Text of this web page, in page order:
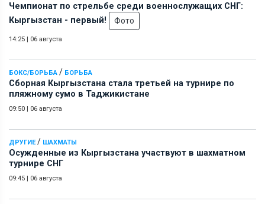
Чемпионат по стрельбе среди военнослужащих СНГ:
Кыргызстан - первый!
Фото
14:25 | 06 августа
БОКС/БОРЬБА / БОРЬБА
Сборная Кыргызстана стала третьей на турнире по
пляжному сумо в Таджикистане
09:50 | 06 августа
ДРУГИЕ/ ШАХМАТЫ
Осужденные из Кыргызстана участвуют в шахматном
турнире СНГ
09:45 | 06 августа